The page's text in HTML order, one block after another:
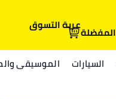
المفضلةعربة التسوق
السيارات الموسيقى